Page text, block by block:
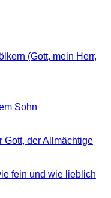
(Gott, mein Herr,
Sohn
Gott, der Allmächtige
fein und wie lieblich